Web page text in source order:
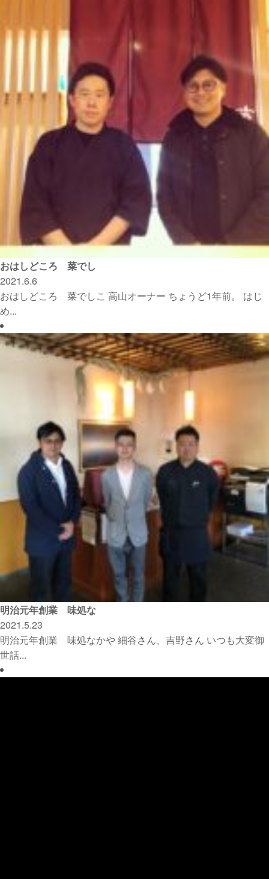
おはしどころ 菜でし
2021.6.6
おはしどころ 菜でしこ 高山オーナー ちょうど1年前。 はじ
め...
明治元年創業 味処な
2021.5.23
明治元年創業 味処なかや 細谷さん、吉野さん いつも大変御
世話...